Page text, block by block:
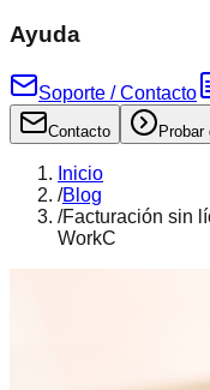
Ayuda
Soporte / Contacto
Contacto Probar
Inicio
/Blog
/Facturación sin
WorkC